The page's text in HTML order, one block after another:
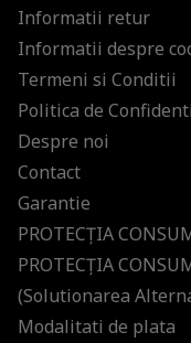
Informatii retur
Informatii despre
Termeni si Conditii
Politica de
Despre noi
Contact
Garantie
PROTECŢIA
PROTECŢIA
(Solutionarea
Modalitati de plata